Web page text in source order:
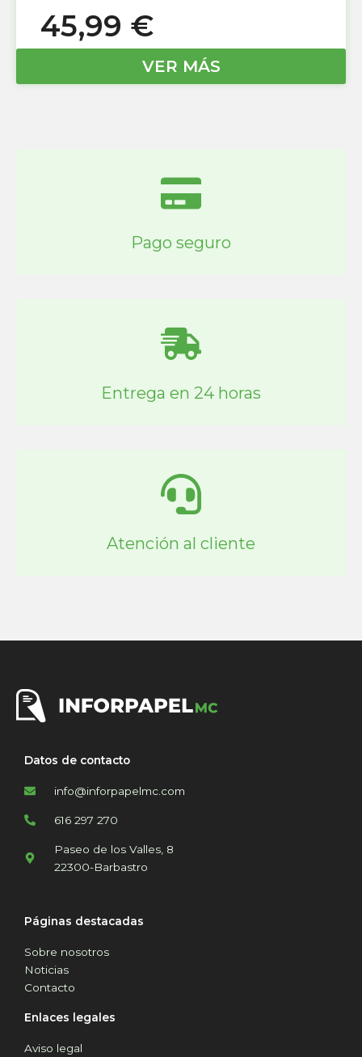
45,99 €
VER MÁS
Pago seguro
Entrega en 24 horas
Atención al cliente
Datos de contacto
info@inforpapelmc.com
616 297 270
Paseo de los Valles, 8
22300-Barbastro
Páginas destacadas
Sobre nosotros
Noticias
Contacto
Enlaces legales
Aviso legal